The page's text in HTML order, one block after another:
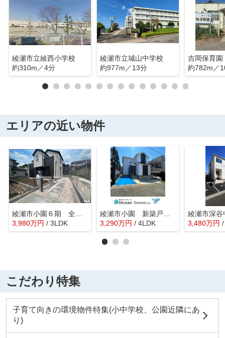
綾瀬市立綾西小学校
約310m／4分
綾瀬市立城山中学校
約977m／13分
吉岡保育園
約782m／
エリアの近い物件
綾瀬市小園６期 全７棟 2号棟
3,980万円 / 3LDK
綾瀬市小園 新築戸建 全１棟
3,290万円 / 4LDK 3,480万円
こだわり特集
子育て向きの環境物件特集(小中学校、公園近隣にあ
り)